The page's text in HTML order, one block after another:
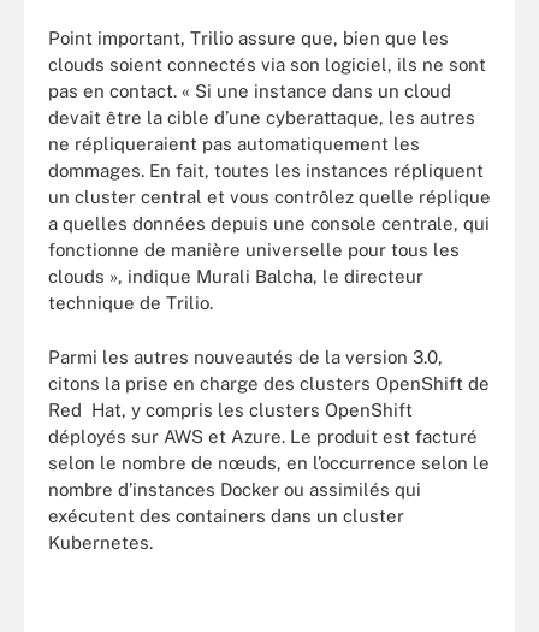
Point important, Trilio assure que, bien que les
clouds soient connectés via son logiciel, ils ne sont
pas en contact. « Si une instance dans un cloud
devait être la cible d’une cyberattaque, les autres
ne répliqueraient pas automatiquement les
dommages. En fait, toutes les instances répliquent
un cluster central et vous contrôlez quelle réplique
a quelles données depuis une console centrale, qui
fonctionne de manière universelle pour tous les
clouds », indique Murali Balcha, le directeur
technique de Trilio.
Parmi les autres nouveautés de la version 3.0,
citons la prise en charge des clusters OpenShift de
Red Hat, y compris les clusters OpenShift
déployés sur AWS et Azure. Le produit est facturé
selon le nombre de nœuds, en l’occurrence selon le
nombre d’instances Docker ou assimilés qui
exécutent des containers dans un cluster
Kubernetes.